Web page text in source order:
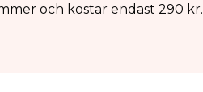
och kostar endast 290 kr.